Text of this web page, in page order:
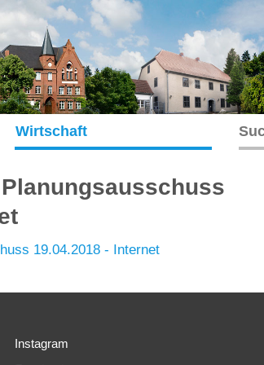
Wirtschaft
19.04.2018 - Internet
Instagram